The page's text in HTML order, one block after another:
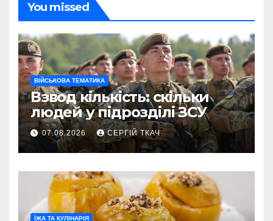
You missed
ВІЙСЬКОВА ТЕМАТИКА
Взвод кількість: скільки
людей у підрозділі ЗСУ
07.08.2026 СЕРГІЙ ТКАЧ
ЇЖА ТА КУЛІНАРІЯ